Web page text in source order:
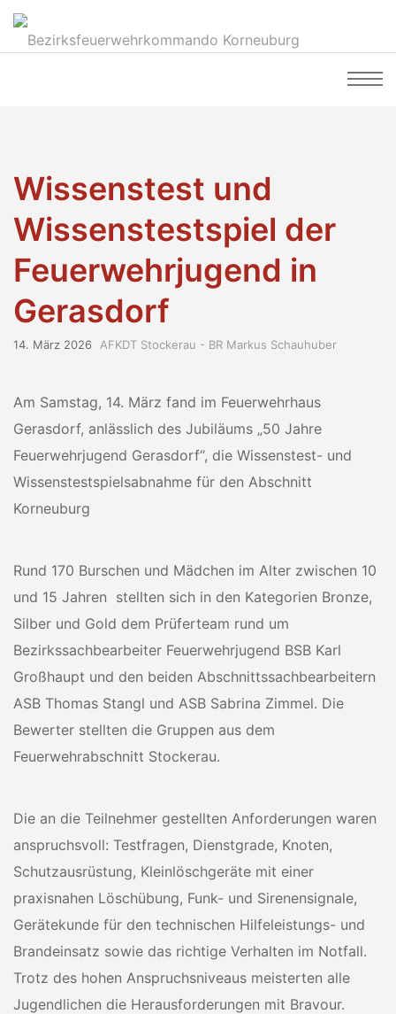
Wissenstest und
Wissenstestspiel der
Feuerwehrjugend in
Gerasdorf
14. März 2026 AFKDT Stockerau - BR Markus Schauhuber
Am Samstag, 14. März fand im Feuerwehrhaus
Gerasdorf, anlässlich des Jubiläums „50 Jahre
Feuerwehrjugend Gerasdorf“, die Wissenstest- und
Wissenstestspielsabnahme für den Abschnitt
Korneuburg
Rund 170 Burschen und Mädchen im Alter zwischen 10
und 15 Jahren stellten sich in den Kategorien Bronze,
Silber und Gold dem Prüferteam rund um
Bezirkssachbearbeiter Feuerwehrjugend BSB Karl
Großhaupt und den beiden Abschnittssachbearbeitern
ASB Thomas Stangl und ASB Sabrina Zimmel. Die
Bewerter stellten die Gruppen aus dem
Feuerwehrabschnitt Stockerau.
Die an die Teilnehmer gestellten Anforderungen waren
anspruchsvoll: Testfragen, Dienstgrade, Knoten,
Schutzausrüstung, Kleinlöschgeräte mit einer
praxisnahen Löschübung, Funk- und Sirenensignale,
Gerätekunde für den technischen Hilfeleistungs- und
Brandeinsatz sowie das richtige Verhalten im Notfall.
Trotz des hohen Anspruchsniveaus meisterten alle
Jugendlichen die Herausforderungen mit Bravour.